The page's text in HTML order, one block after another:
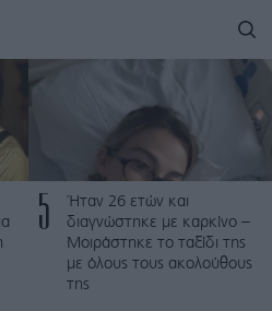
5
Ήταν 26 ετών και
διαγνώστηκε με καρκίνο –
Μοιράστηκε το ταξίδι της
με όλους τους ακολούθους
της